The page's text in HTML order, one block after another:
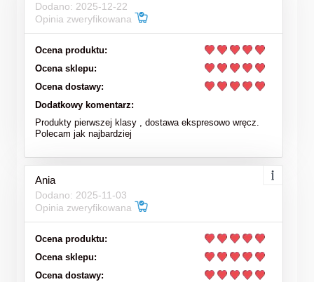
Dodano: 2025-12-22
Opinia zweryfikowana
Ocena produktu:
Ocena sklepu:
Ocena dostawy:
Dodatkowy komentarz:
Produkty pierwszej klasy , dostawa ekspresowo wręcz.
Polecam jak najbardziej
Ania
Dodano: 2025-11-03
Opinia zweryfikowana
Ocena produktu:
Ocena sklepu:
Ocena dostawy: